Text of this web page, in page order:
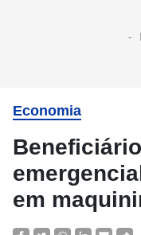
Economia
em